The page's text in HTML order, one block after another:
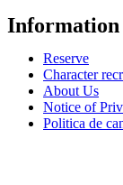
Information
Reserve
Character
About Us
Notice of
Politica de